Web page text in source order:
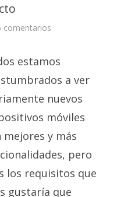
comentarios
estamos
a ver
nuevos
móviles
mejores y más
pero
los requisitos que
gustaría que